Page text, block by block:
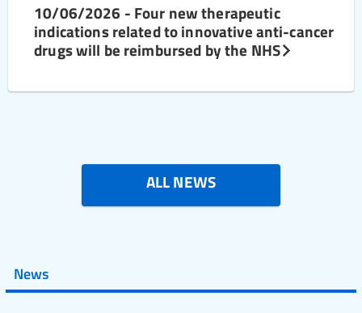
10/06/2026 - Four new therapeutic
indications related to innovative anti-cancer
drugs will be reimbursed by the NHS
ALL NEWS
News